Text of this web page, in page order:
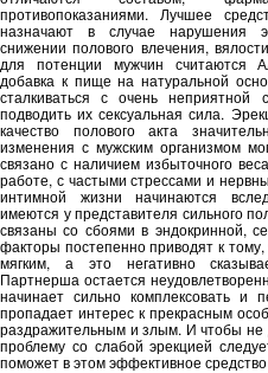
противопоказаниями. Лучшее
назначают в случае нарушения
снижении полового влечения,
для потенции мужчин считаются
добавка к пище на натуральной
сталкиваться с очень неприятной
подводить их сексуальная сила.
качество полового акта
изменения с мужским организмом
связано с наличием избыточного
работе, с частыми стрессами и
интимной жизни начинаются
имеются у представителя сильного
связаны со сбоями в эндокринной,
факторы постепенно приводят к
мягким, а это негативно
Партнерша остается
начинает сильно комплексовать и
пропадает интерес к прекрасным
раздражительным и злым. И чтобы не
проблему со слабой эрекцией
поможет в этом эффективное